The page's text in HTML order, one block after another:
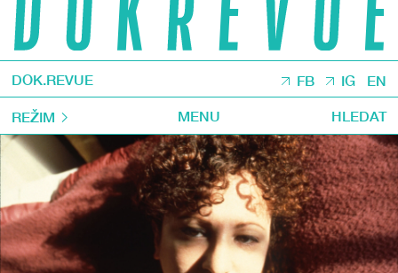
DOK.REVUE FB IG EN
REŽIM MENU HLEDAT